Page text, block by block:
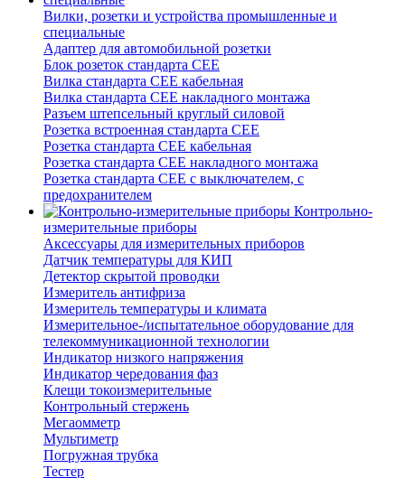
Вилки, розетки и устройства промышленные и
специальные
Адаптер для автомобильной розетки
Блок розеток стандарта CEE
Вилка стандарта CEE кабельная
Вилка стандарта CEE накладного монтажа
Разъем штепсельный круглый силовой
Розетка встроенная стандарта CEE
Розетка стандарта СЕЕ кабельная
Розетка стандарта СЕЕ накладного монтажа
Розетка стандарта СЕЕ с выключателем, с
предохранителем
Контрольно-
измерительные приборы
Аксессуары для измерительных приборов
Датчик температуры для КИП
Детектор скрытой проводки
Измеритель антифриза
Измеритель температуры и климата
Измерительное-/испытательное оборудование для
телекоммуникационной технологии
Индикатор низкого напряжения
Индикатор чередования фаз
Клещи токоизмерительные
Контрольный стержень
Мегаомметр
Мультиметр
Погружная трубка
Тестер